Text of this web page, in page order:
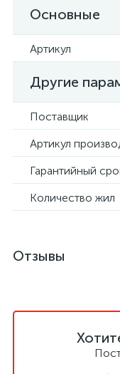
Основные
Артикул
Другие
Поставщик
Артикул
Гарантийный
Количество жил
Отзывы